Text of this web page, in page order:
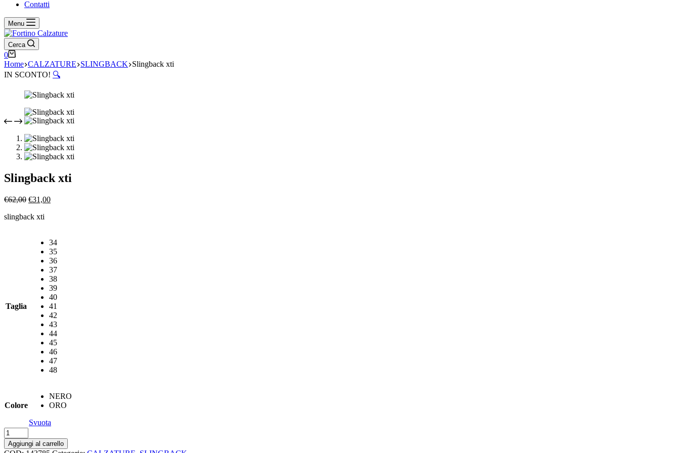
Contatti
Menu
Cerca
Carrello
0
Home CALZATURE SLINGBACK Slingback xti
IN SCONTO! 🔍
Slingback xti
€62,00 Il
originale
€31,00Il
slingback xti
Taglia
34
35
36
37
38
39
40
41
42
43
44
45
46
47
48
Colore
NERO
ORO
Svuota
Slingback
xti
quantità
Aggiungi al carrello